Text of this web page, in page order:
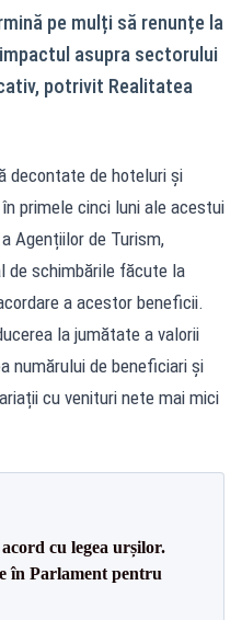
pe mulți să renunțe la
asupra sectorului
potrivit Realitatea
decontate de hoteluri și
primele cinci luni ale acestui
Agențiilor de Turism,
de schimbările făcute la
a acestor beneficii.
la jumătate a valorii
numărului de beneficiari și
cu venituri nete mai mici
cu legea urșilor.
în Parlament pentru